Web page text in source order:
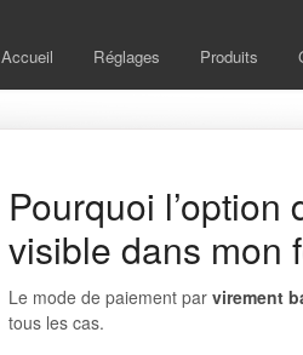
Accueil Réglages Produits
Pourquoi l’option
visible dans mon
Le mode de paiement par virement
tous les cas.